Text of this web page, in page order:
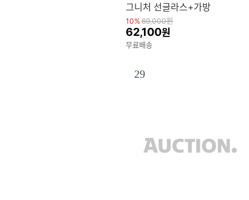
그니처 선글라스+가방
10% 69,000원
62,100원
무료배송
29